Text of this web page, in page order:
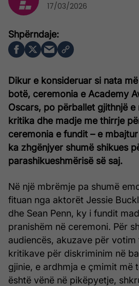
Dikur e konsideruar si nata
botë, ceremonia e Academy
Oscars, po përballet gjithnjë e
kritika dhe madje me thirrje
ceremonia e fundit – e
ka zhgënjyer shumë shikues
parashikueshmërisë së saj.
Në një mbrëmje pa shumë
fituan nga aktorët Jessie
dhe Sean Penn, ky i fundit
pranishëm në ceremoni. Për
audiencës, akuzave për
kritikave për diskriminim në
gjinie, e ardhmja e çmimit më
është vënë në pikëpyetje,
17/03/2026